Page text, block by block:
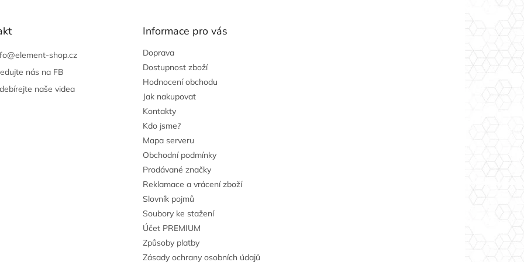
@element-shop.cz
nás na FB
naše videa
Informace pro vás
Doprava
Dostupnost zboží
Hodnocení obchodu
Jak nakupovat
Kontakty
Kdo jsme?
Mapa serveru
Obchodní podmínky
Prodávané značky
Reklamace a vrácení zboží
Slovník pojmů
Soubory ke stažení
Účet PREMIUM
Způsoby platby
Zásady ochrany osobních údajů